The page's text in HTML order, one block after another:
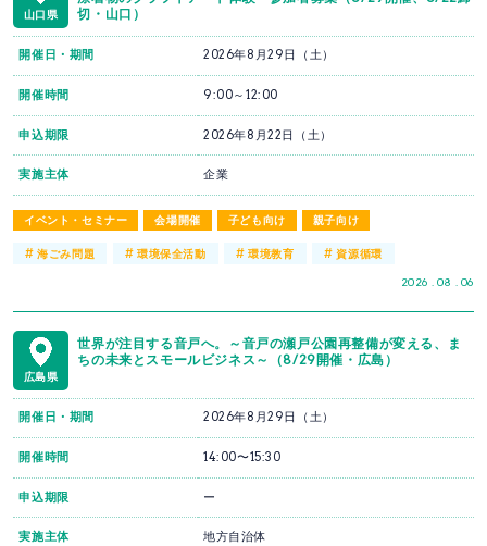
山口県
切・山口）
イベント・セミナー 会場開催 子ども向け 親子向け
2026 . 08 . 06
開催日・期間 2026年8月29日（土）
開催時間 9:00～12:00
申込期限 2026年8月22日（土）
実施主体 企業
#海ごみ問題 # 環境保全活動 #環境教育 #資源循環
広島県
世界が注目する音戸へ。～音戸の瀬戸公園再整備が変える、ま
ちの未来とスモールビジネス～（8/29開催・広島）
開催日・期間 2026年8月29日（土）
開催時間 14:00〜15:30
申込期限 ー
実施主体 地方自治体